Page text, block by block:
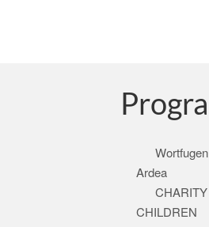
Ardea
CHILDREN